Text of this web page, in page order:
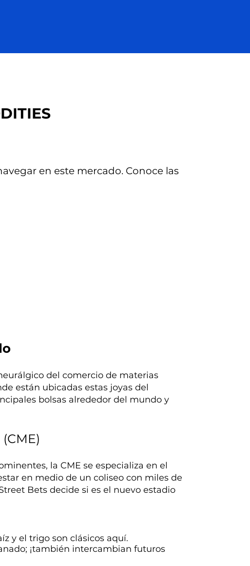
del comercio de materias
están ubicadas estas joyas del
bolsas alrededor del mundo y
la CME se especializa en el
en medio de un coliseo con miles de
Bets decide si es el nuevo estadio
y el trigo son clásicos aquí.
¡también intercambian futuros
en este mercado. Conoce las